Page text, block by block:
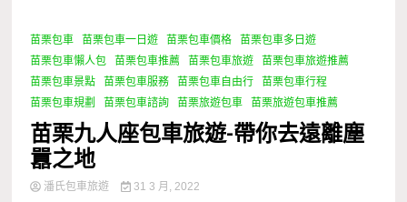
1 Minute
苗栗包車 苗栗包車一日遊 苗栗包車價格
苗栗包車多日遊
苗栗包車懶人包
苗栗包車推薦 苗栗包車旅遊
苗栗包車旅遊推薦
苗栗包車景點
苗栗包車服務 苗栗包車自由行
苗栗包車行程
苗栗包車規劃
苗栗包車諮詢 苗栗旅遊包車 苗栗旅遊包車推薦
苗栗九人座包車旅遊-帶你去遠離塵
囂之地
潘氏包車旅遊 31 3 月, 2022